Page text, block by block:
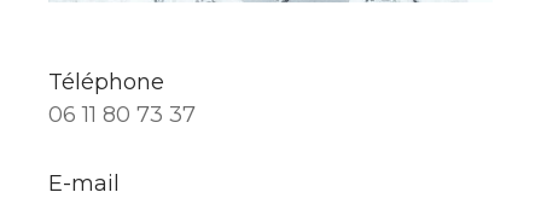
Téléphone
06 11 80 73 37
E-mail